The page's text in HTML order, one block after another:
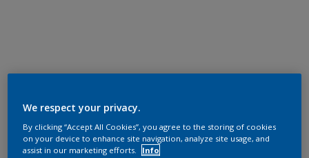
We respect your privacy.
By clicking “Accept All Cookies”, you agree to the storing of cookies
on your device to enhance site navigation, analyze site usage, and
assist in our marketing efforts.
Info